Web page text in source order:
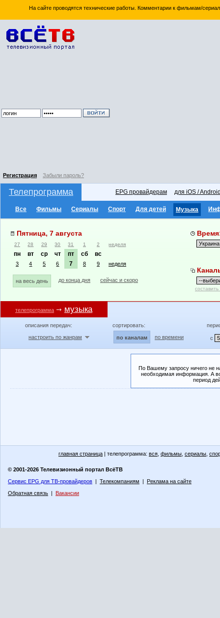
На сайте проводятся технические работы. Комментарии к фильмам/
Регистрация Забыли пароль?
Телепрограмма EPG провайдерам для iOS /
Все Фильмы Сериалы Спорт Для детей Музыка
Пятница, 7 августа
27 28 29 30 31 1 2 неделя
пн вт ср чт пт сб вс
3 4 5 6 7 8 9 неделя
на весь день до конца дня сейчас и скоро
телепрограмма музыка
описания передач:
настроить по жанрам
сортировать:
по каналам по времени с
По Вашему запросу ничего не
необходимая информация. А
период
главная страница | телепрограмма: вся фильмы сериалы
© 2001-2026 Телевизионный портал ВсёТВ
Сервис EPG для ТВ-провайдеров | Телекомпаниям | Реклама на сайте
Обратная связь | Вакансии